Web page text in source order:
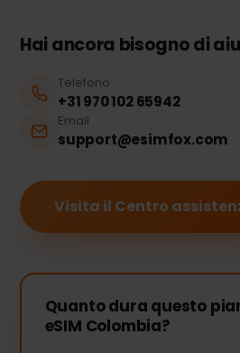
Hai ancora bisogno di
Telefono
+31 970 102 65942
Email
support@esimfox.com
Visita il Centro
Quanto dura questo
eSIM Colombia?